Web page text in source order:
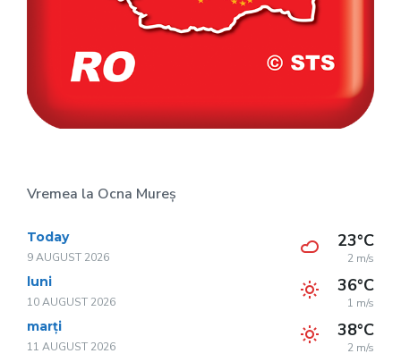
Vremea la Ocna Mureș
Today
9 AUGUST 2026
23°C
2 m/s
luni
10 AUGUST 2026
36°C
1 m/s
marți
11 AUGUST 2026
38°C
2 m/s